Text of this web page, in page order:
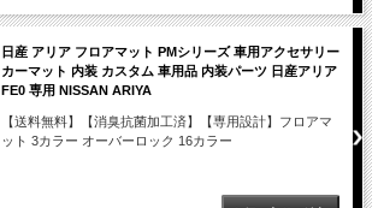
日産 アリア フロアマット PMシリーズ 車用アクセサリー
カーマット 内装 カスタム 車用品 内装パーツ 日産アリア
FE0 専用 NISSAN ARIYA
【送料無料】【消臭抗菌加工済】【専用設計】フロアマ
ット 3カラー オーバーロック 16カラー